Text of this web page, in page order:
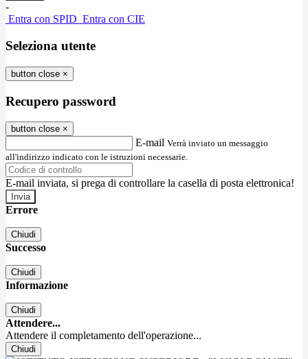
-
Entra con SPID Entra con CIE
Seleziona utente
button close ×
Recupero password
button close ×
E-mail Verrà inviato un messaggio
all'indirizzo indicato con le istruzioni necessarie.
E-mail inviata, si prega di controllare la casella di posta elettronica!
Errore
Chiudi
Successo
Chiudi
Informazione
Chiudi
Attendere...
Attendere il completamento dell'operazione...
Chiudi